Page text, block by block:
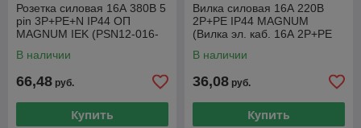
Розетка силовая 16А 380В 5
pin 3P+PE+N IP44 ОП
MAGNUM IEK (PSN12-016-
В наличии
66,48 руб.
Купить
Вилка силовая 16А 220В
2P+PE IP44 MAGNUM
(Вилка эл. каб. 16А 2P+PE
PSN01-016-3
В наличии
36,08 руб.
Купить